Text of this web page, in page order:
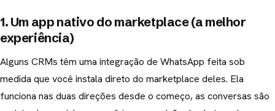
1. Um app nativo do marketplace (a melhor
experiência)
Alguns CRMs têm uma integração de WhatsApp feita sob
medida que você instala direto do marketplace deles. Ela
funciona nas duas direções desde o começo, as conversas são